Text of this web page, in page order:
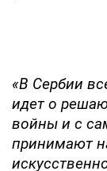
«В Сербии
идет о
войны и с
принимают